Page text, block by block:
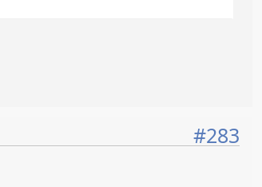
#283